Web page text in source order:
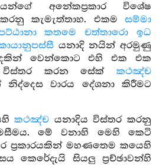
අනේකප්‍රකාර විශේෂ
කැමැත්තාහ. එකම සම්මා
කතමෙ චත්තාරො ඉධ
යනාදි නයින් අරමුණු
වෙන්කොට එහි එක එක
විස්තර කරන සේක් කථඤ්ච
වාරය දේශනා කිරීමට
කථඤ්ච යනාදිය විස්තර කරනු
මේ වනාහි මෙහි කෙටි
ප්‍රකාරයකින් මහණතෙම කයෙහි
කෙරේදැයි සියලු ප්‍රච්ඡාවන්හි